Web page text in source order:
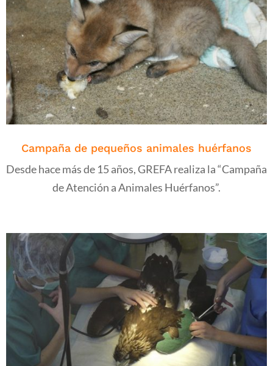
Campaña de pequeños animales huérfanos
Desde hace más de 15 años, GREFA realiza la “Campaña
de Atención a Animales Huérfanos”.